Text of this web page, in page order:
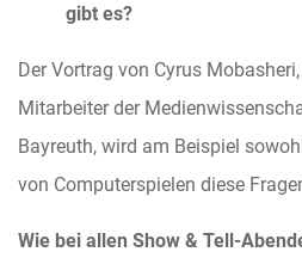
gibt es?
Der Vortrag von Cyrus
Mitarbeiter der
Bayreuth, wird am Beispiel
von Computerspielen diese
Wie bei allen Show & Tell-